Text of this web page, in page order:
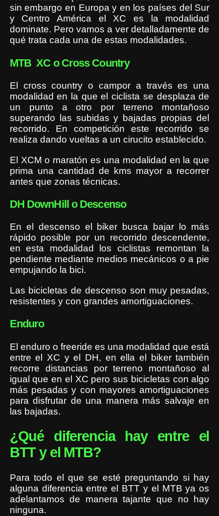
sin embargo en Europa y en los países del Sur
y Centro América el XC es la modalidad
dominate. Pero vamos a ver detalladamente de
qué trata cada una de estas modalidades.
MTB XC o Cross Country
El cross country o campor a través es una
modalidad en la que el ciclista se desplaza de
un punto a otro por terreno montañoso
superando las subidas y bajadas propias del
recorrido. En competición este recorrido se
realiza dando vueltas a un cirucito establecido.
El XCM o maratón es una modalidad en la que
prima una cantidad de kms mayor a recorrer
antes que zonas técnicas.
DH DownHill o Descenso
En el descenso el biker busca bajar lo más
rápido posible por un recorrido descendente,
en esta modalidad los ciclistas remontan la
pendiente mediante medios mecánicos o a pie
empujando la bici.
Las bicicletas de descenso son muy pesadas,
resistentes y con grandes amortiguaciones.
Enduro
El enduro o freeride es una modalidad que está
entre el XC y el DH, en ella el biker también
recorre distancias por terreno montañoso al
igual que en el XC pero sus bicicletas con algo
más pesadas y con mayores amortiguaciones
para disfrutar de una manera más salvaje en
las bajadas.
¿Qué diferencia hay entre el
BTT y el MTB?
Para todo el que se esté preguntando si hay
alguna diferencia entre el BTT y el MTB ya os
adelantamos de manera tajante que no hay
ninguna.